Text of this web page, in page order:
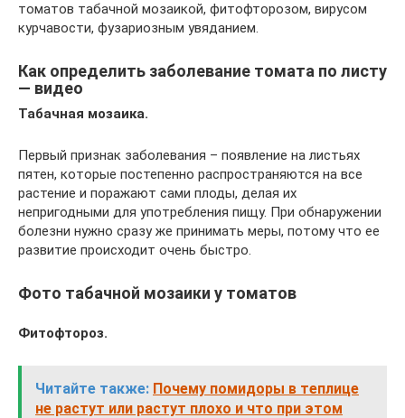
томатов табачной мозаикой, фитофторозом, вирусом
курчавости, фузариозным увяданием.
Как определить заболевание томата по листу
— видео
Табачная мозаика.
Первый признак заболевания – появление на листьях
пятен, которые постепенно распространяются на все
растение и поражают сами плоды, делая их
непригодными для употребления пищу. При обнаружении
болезни нужно сразу же принимать меры, потому что ее
развитие происходит очень быстро.
Фото табачной мозаики у томатов
Фитофтороз.
Читайте также: Почему помидоры в теплице
не растут или растут плохо и что при этом